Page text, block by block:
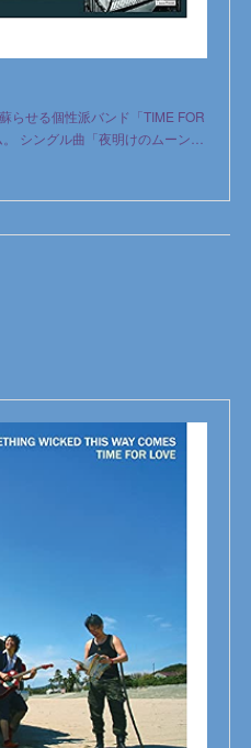
らせる個性派バンド「TIME FOR
シングル曲「夜明けのムーン…